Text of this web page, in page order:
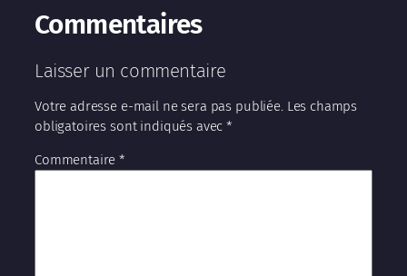
Commentaires
Laisser un commentaire
Votre adresse e-mail ne sera pas publiée. Les champs
obligatoires sont indiqués avec*
Commentaire*